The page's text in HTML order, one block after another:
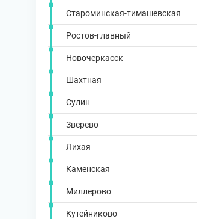
Староминская-тимашевская
Ростов-главный
Новочеркасск
Шахтная
Сулин
Зверево
Лихая
Каменская
Миллерово
Кутейниково